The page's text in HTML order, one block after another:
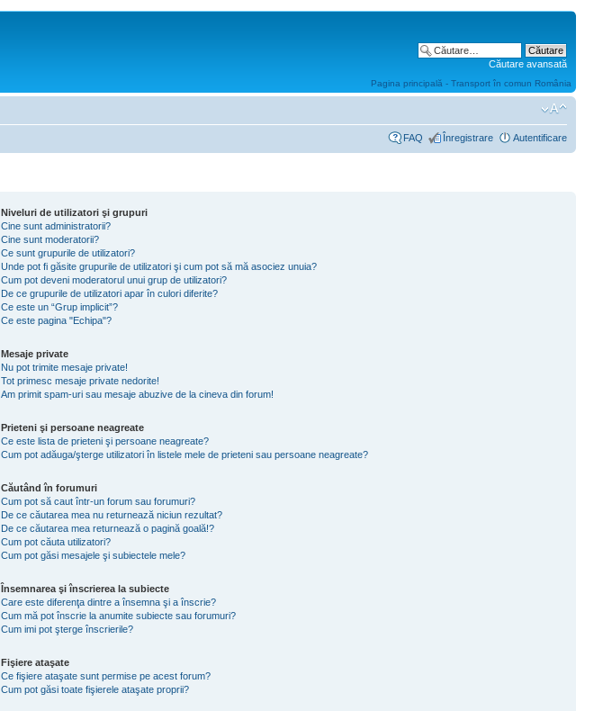
Căutare avansată
Pagina principală - Transport în comun România
FAQ Înregistrare Autentificare
Niveluri de utilizatori şi grupuri
Cine sunt administratorii?
Cine sunt moderatorii?
Ce sunt grupurile de utilizatori?
Unde pot fi găsite grupurile de utilizatori şi cum pot să mă asociez unuia?
Cum pot deveni moderatorul unui grup de utilizatori?
De ce grupurile de utilizatori apar în culori diferite?
Ce este un “Grup implicit”?
Ce este pagina "Echipa"?
Mesaje private
Nu pot trimite mesaje private!
Tot primesc mesaje private nedorite!
Am primit spam-uri sau mesaje abuzive de la cineva din forum!
Prieteni şi persoane neagreate
Ce este lista de prieteni şi persoane neagreate?
Cum pot adăuga/şterge utilizatori în listele mele de prieteni sau persoane neagreate?
Căutând în forumuri
Cum pot să caut într-un forum sau forumuri?
De ce căutarea mea nu returnează niciun rezultat?
De ce căutarea mea returnează o pagină goală!?
Cum pot căuta utilizatori?
Cum pot găsi mesajele şi subiectele mele?
Însemnarea şi înscrierea la subiecte
Care este diferenţa dintre a însemna şi a înscrie?
Cum mă pot înscrie la anumite subiecte sau forumuri?
Cum imi pot şterge înscrierile?
Fişiere ataşate
Ce fişiere ataşate sunt permise pe acest forum?
Cum pot găsi toate fişierele ataşate proprii?